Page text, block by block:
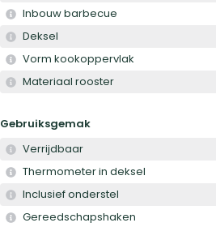
Inbouw barbecue
Deksel
Vorm kookoppervlak
Materiaal rooster
Gebruiksgemak
Verrijdbaar
Thermometer in deksel
Inclusief onderstel
Gereedschapshaken